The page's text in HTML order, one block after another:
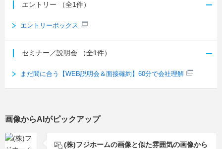
エントリー （全1件）
エントリーボックス
セミナー／説明会 （全1件）
まだ間に合う【WEB説明会＆面接確約】60分で会社理解
画像からAIがピックアップ
(株)フジホームの画像と似た雰囲気の画像から